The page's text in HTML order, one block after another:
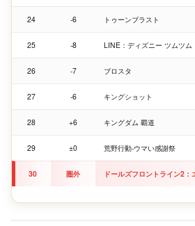
24 -6 トゥーンブラスト
25 -8 LINE：ディズニー ツムツム
26 -7 ブロスタ
27 -6 キングショット
28 +6 キングダム 覇道
29 ±0 荒野行動-ウマい感謝祭
30 圏外 ドールズフロントライン2：